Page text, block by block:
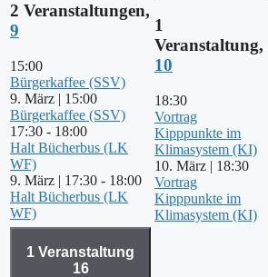
2 Veranstaltungen,
9
15:00
Bürgerkaffee (SSV)
9. März | 15:00
Bürgerkaffee (SSV)
17:30 - 18:00
Halt Bücherbus (LK
WF)
9. März | 17:30 - 18:00
Halt Bücherbus (LK
WF)
1
Veranstaltung,
10
18:30
Vortrag
Kipppunkte im
Klimasystem (KI)
10. März | 18:30
Vortrag
Kipppunkte im
Klimasystem (KI)
1 Veranstaltung
16